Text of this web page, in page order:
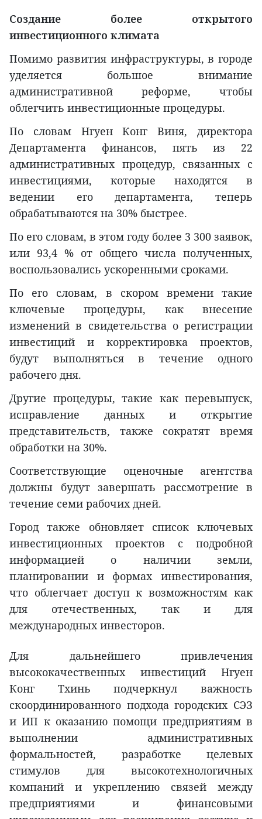
Создание более открытого
инвестиционного климата
Помимо развития инфраструктуры, в городе
уделяется большое внимание
административной реформе, чтобы
облегчить инвестиционные процедуры.
По словам Нгуен Конг Виня, директора
Департамента финансов, пять из 22
административных процедур, связанных с
инвестициями, которые находятся в
ведении его департамента, теперь
обрабатываются на 30% быстрее.
По его словам, в этом году более 3 300 заявок,
или 93,4 % от общего числа полученных,
воспользовались ускоренными сроками.
По его словам, в скором времени такие
ключевые процедуры, как внесение
изменений в свидетельства о регистрации
инвестиций и корректировка проектов,
будут выполняться в течение одного
рабочего дня.
Другие процедуры, такие как перевыпуск,
исправление данных и открытие
представительств, также сократят время
обработки на 30%.
Соответствующие оценочные агентства
должны будут завершать рассмотрение в
течение семи рабочих дней.
Город также обновляет список ключевых
инвестиционных проектов с подробной
информацией о наличии земли,
планировании и формах инвестирования,
что облегчает доступ к возможностям как
для отечественных, так и для
международных инвесторов.
Для дальнейшего привлечения
высококачественных инвестиций Нгуен
Конг Тхинь подчеркнул важность
скоординированного подхода городских СЭЗ
и ИП к оказанию помощи предприятиям в
выполнении административных
формальностей, разработке целевых
стимулов для высокотехнологичных
компаний и укреплению связей между
предприятиями и финансовыми